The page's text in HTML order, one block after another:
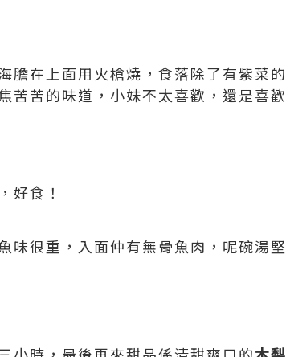
膽在上面用火槍燒，食落除了有紫菜的
苦苦的味道，小妹不太喜歡，還是喜歡
好食！
味很重，入面仲有無骨魚肉，呢碗湯堅